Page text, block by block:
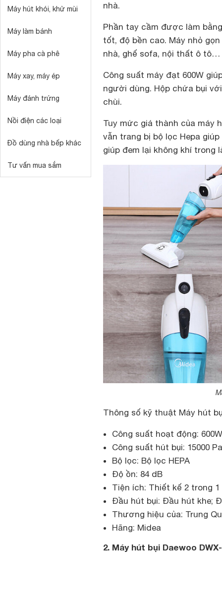
Máy hút khói, khử mùi
Máy làm bánh
Máy pha cà phê
Máy xay, máy ép
Máy đánh trứng
Nồi điện các loại
Đồ dùng nhà bếp khác
Tư vấn mua sắm
nhà.
Phần tay cầm được làm
tốt, độ bền cao. Máy nhỏ
nhà, ghế sofa, nội thất ô tô…
Công suất máy đạt 600W
người dùng. Hộp chứa bụi
chùi.
Tuy mức giá thành của máy
vẫn trang bị bộ lọc Hepa
giúp đem lại không khí trong
Thông số kỹ thuật Máy hút
Công suất hoạt động: 600W
Công suất hút bụi: 15000 Pa
Bộ lọc: Bộ lọc HEPA
Độ ồn: 84 dB
Tiện ích: Thiết kế 2 trong
Đầu hút bụi: Đầu hút khe;
Thương hiệu của: Trung
Hãng: Midea
2. Máy hút bụi Daewoo